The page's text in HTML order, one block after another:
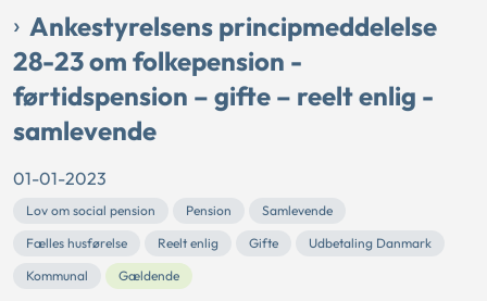
Ankestyrelsens principmeddelelse
28-23 om folkepension -
førtidspension – gifte – reelt enlig -
samlevende
01-01-2023
Lov om social pension Pension
Samlevende
Fælles husførelse
Reelt enlig Gifte
Udbetaling Danmark
Kommunal
Gældende